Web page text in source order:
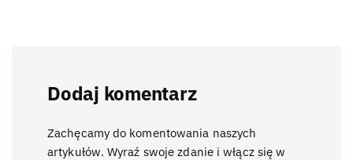
Dodaj komentarz
Zachęcamy do komentowania naszych
artykułów. Wyraź swoje zdanie i włącz się w